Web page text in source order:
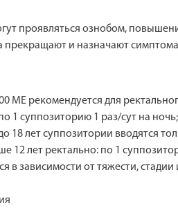
проявляться ознобом,
прекращают и назначают
МЕ рекомендуется для
1 суппозиторию 1 раз/сут на
18 лет суппозитории вводятся
12 лет ректально: по 1
в зависимости от тяжести,